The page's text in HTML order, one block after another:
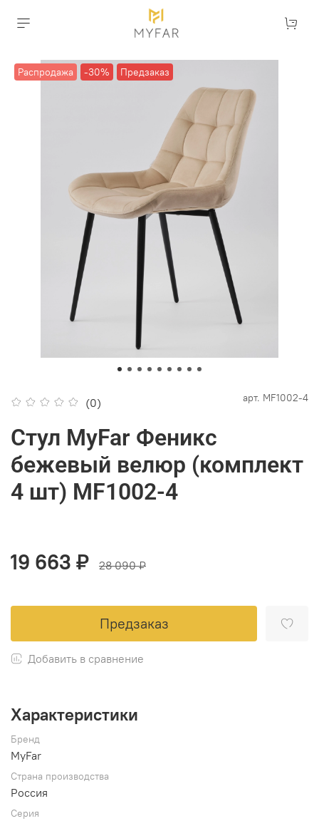
Распродажа -30% Предзаказ
(0) арт. MF1002-4
Стул MyFar Феникс
бежевый велюр (комплект
4 шт) MF1002-4
19 663 ₽ 28 090 ₽
Предзаказ
Добавить в сравнение
Характеристики
Бренд
MyFar
Страна производства
Россия
Серия